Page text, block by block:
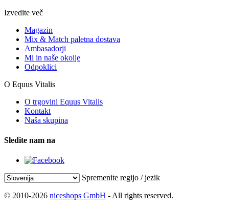
Izvedite več
Magazin
Mix & Match paletna dostava
Ambasadorji
Mi in naše okolje
Odpoklici
O Equus Vitalis
O trgovini Equus Vitalis
Kontakt
Naša skupina
Sledite nam na
Spremenite regijo / jezik
© 2010-2026 niceshops GmbH - All rights reserved.